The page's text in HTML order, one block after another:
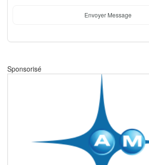
Envoyer Message
Sponsorisé